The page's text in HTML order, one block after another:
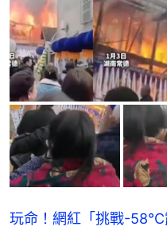
玩命！網紅「挑戰-